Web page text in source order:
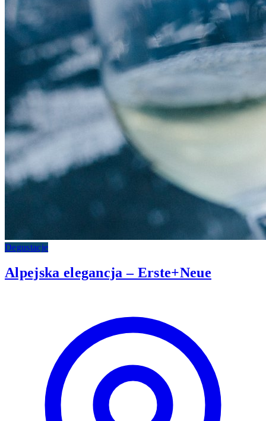
Degustacje
Alpejska elegancja – Erste+Neue